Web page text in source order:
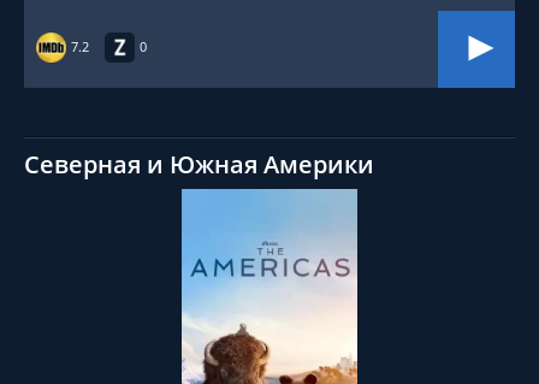
7.2 0
Северная и Южная Америки
СМОТРЕТЬ ОНЛАЙН